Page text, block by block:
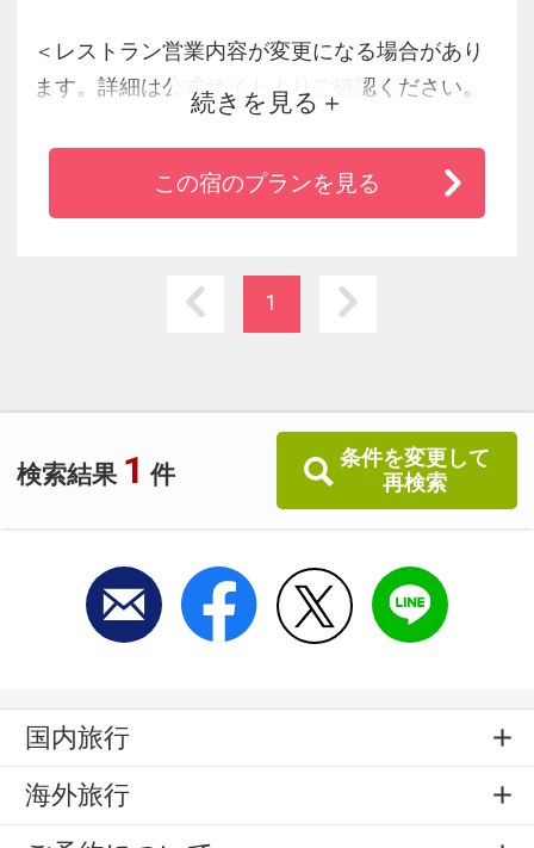
検索結果 1 件
条件を変更して
再検索
＜レストラン営業内容が変更になる場合があり
ます。詳細は公式サイトよりご確認ください。
北陸自動車道 鯖江インターチェンジより車で約
ビジネスから観光、レジャーやイベントまであ
らゆるシーンでご利用ください。
続きを見る
この宿のプランを見る
1
国内旅行
海外旅行